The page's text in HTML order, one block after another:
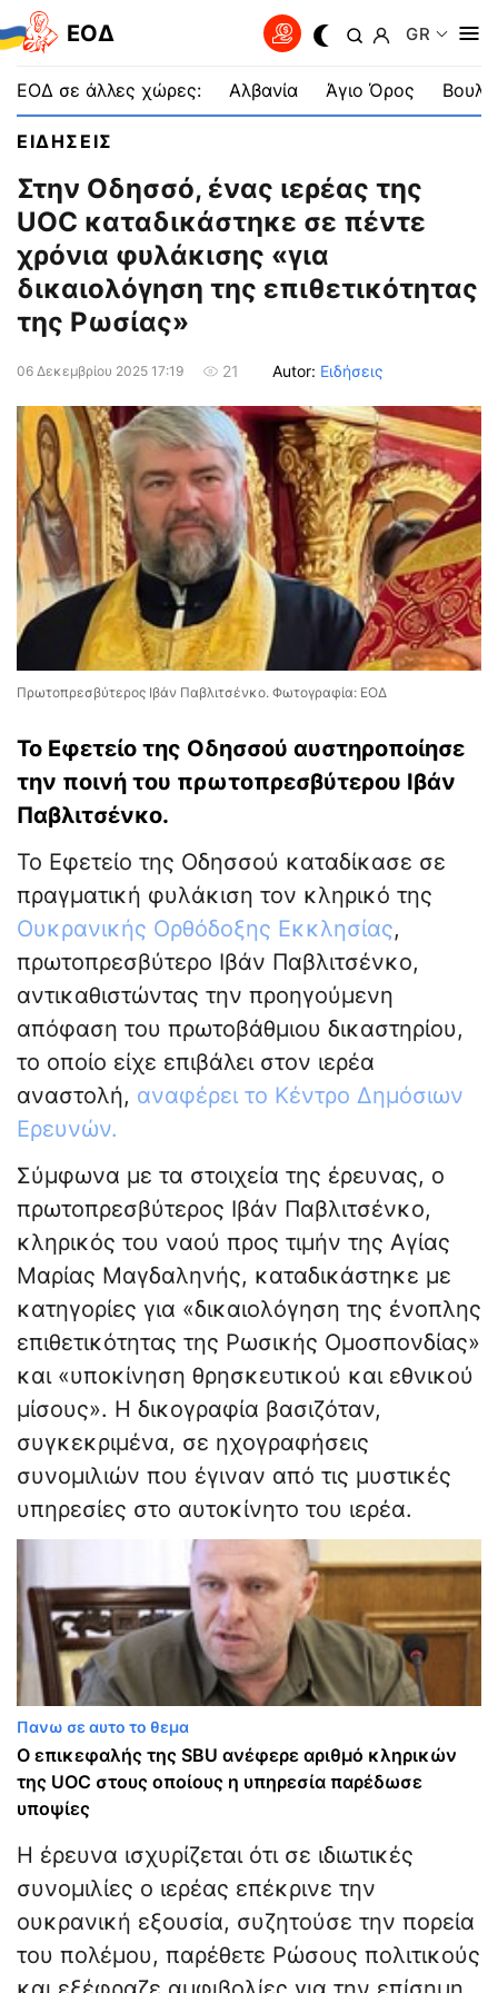
EOΔ GR
ΕΟΔ σε άλλες χώρες: Αλβανία Άγιο Όρος
ΕΙΔΗΣΕΙΣ
Στην Οδησσό, ένας ιερέας της
UOC καταδικάστηκε σε πέντε
χρόνια φυλάκισης «για
δικαιολόγηση της επιθετικότητας
της Ρωσίας»
06 Δεκεμβρίου 2025 17:19 21 Autor: Ειδήσεις
Πρωτοπρεσβύτερος Ιβάν Παβλιτσένκο. Φωτογραφία: ΕΟΔ
Το Εφετείο της Οδησσού αυστηροποίησε
την ποινή του πρωτοπρεσβύτερου Ιβάν
Παβλιτσένκο.
Το Εφετείο της Οδησσού καταδίκασε σε
πραγματική φυλάκιση τον κληρικό της
Ουκρανικής Ορθόδοξης Εκκλησίας,
πρωτοπρεσβύτερο Ιβάν Παβλιτσένκο,
αντικαθιστώντας την προηγούμενη
απόφαση του πρωτοβάθμιου δικαστηρίου,
το οποίο είχε επιβάλει στον ιερέα
αναστολή, αναφέρει το Κέντρο Δημόσιων
Ερευνών.
Σύμφωνα με τα στοιχεία της έρευνας, ο
πρωτοπρεσβύτερος Ιβάν Παβλιτσένκο,
κληρικός του ναού προς τιμήν της Αγίας
Μαρίας Μαγδαληνής, καταδικάστηκε με
κατηγορίες για «δικαιολόγηση της ένοπλης
επιθετικότητας της Ρωσικής Ομοσπονδίας»
και «υποκίνηση θρησκευτικού και εθνικού
μίσους». Η δικογραφία βασιζόταν,
συγκεκριμένα, σε ηχογραφήσεις
συνομιλιών που έγιναν από τις μυστικές
υπηρεσίες στο αυτοκίνητο του ιερέα.
Πανω σε αυτο το θεμα
Ο επικεφαλής της SBU ανέφερε αριθμό κληρικών
της UOC στους οποίους η υπηρεσία παρέδωσε
υποψίες
Η έρευνα ισχυρίζεται ότι σε ιδιωτικές
συνομιλίες ο ιερέας επέκρινε την
ουκρανική εξουσία, συζητούσε την πορεία
του πολέμου, παρέθετε Ρώσους πολιτικούς